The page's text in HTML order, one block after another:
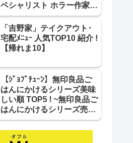
ペシャリスト ホラー作家が
作成 最怖推理問題まとめ !
「吉野家」テイクアウト･
宅配ﾒﾆｭｰ 人気TOP10 紹介 !
【帰れま10】
【ｼﾞｮﾌﾞﾁｭｰﾝ】無印良品ご
はんにかけるシリーズ美味
しい順 TOP5 ! ~無印良品ご
はんにかけるシリーズ売り
上げ＆美味しい順 TOP5 !~